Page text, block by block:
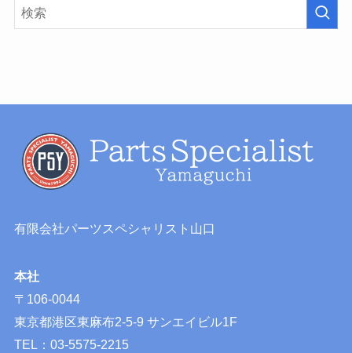
有限会社パーツスペシャリスト山口
本社
〒106-0044
東京都港区東麻布2-5-9 サンエイビル1F
TEL：03-5575-2215